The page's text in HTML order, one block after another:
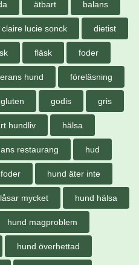
ätbart balans
claire lucie sonck dietist
fläsk foder
hund föreläsning
gluten godis gris
hundliv hälsa
restaurang hud
hund äter inte
mycket hund hälsa
hund magproblem
hund överhettad